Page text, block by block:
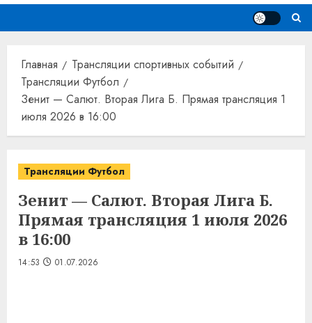
Главная
Трансляции спортивных событий
Трансляции Футбол
Зенит — Салют. Вторая Лига Б. Прямая трансляция 1
июля 2026 в 16:00
Трансляции Футбол
Зенит — Салют. Вторая Лига Б.
Прямая трансляция 1 июля 2026
в 16:00
14:53 01.07.2026